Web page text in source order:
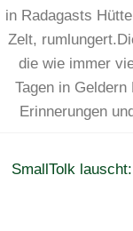
in Radagasts
Zelt,
die wie immer
Tagen in
Erinnerungen
SmallTolk